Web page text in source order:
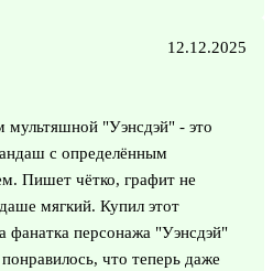
12.12.2025
"Уэнсдэй" - это
с определённым
Пишет чётко, графит не
мягкий. Купил этот
фанатка персонажа "Уэнсдэй"
что теперь даже